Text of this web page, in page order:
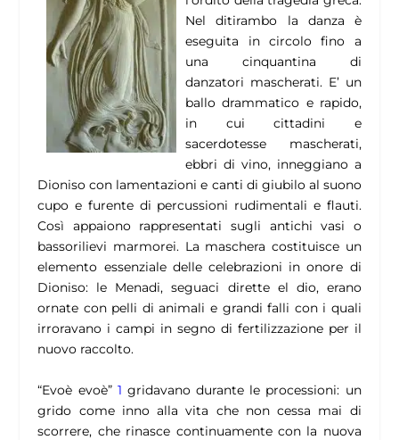
Nel ditirambo la danza è
eseguita in circolo fino a
una cinquantina di
danzatori mascherati. E’ un
ballo drammatico e rapido,
in cui cittadini e
sacerdotesse mascherati,
ebbri di vino, inneggiano a
Dioniso con lamentazioni e canti di giubilo al suono
cupo e furente di percussioni rudimentali e flauti.
Così appaiono rappresentati sugli antichi vasi o
bassorilievi marmorei. La maschera costituisce un
elemento essenziale delle celebrazioni in onore di
Dioniso: le Menadi, seguaci dirette el dio, erano
ornate con pelli di animali e grandi falli con i quali
irroravano i campi in segno di fertilizzazione per il
nuovo raccolto.
“Evoè evoè” 1 gridavano durante le processioni: un
grido come inno alla vita che non cessa mai di
scorrere, che rinasce continuamente con la nuova